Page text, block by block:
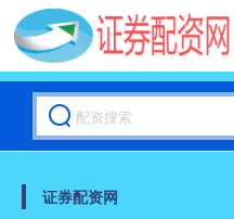
证券配资网